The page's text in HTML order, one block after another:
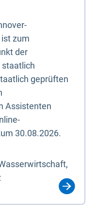
zum
der
geprüften
Assistenten
30.08.2026.